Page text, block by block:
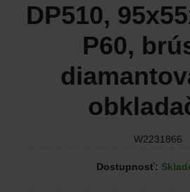
DP510,
P60,
W2231866
Dostupnosť: